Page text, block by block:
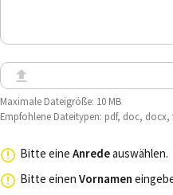
Maximale Dateigröße: 10 MB
Empfohlene Dateitypen: pdf, doc,
Bitte eine Anredeauswählen.
Bitte einen Vornamen